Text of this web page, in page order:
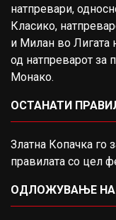
натпревари,
Класико,
и Милан во Лигата
од натпреварот за
Монако.
ОСТАНАТИ
Златна Копачка го
правилата со цел
ОДЛОЖУВАЊЕ НА